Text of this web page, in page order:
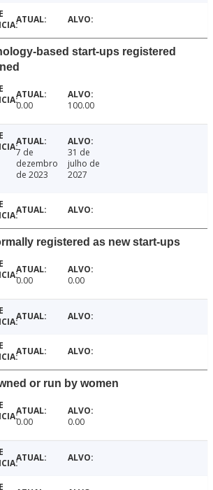
based start-ups registered
0.00 100.00
7 de
dezembro
de 2023
31 de
julho de
2027
registered as new start-ups
0.00 0.00
or run by women
0.00 0.00